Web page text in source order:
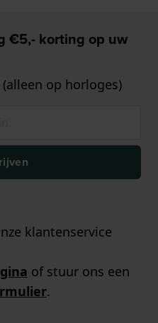
€5,- korting op uw
op horloges)
klantenservice
of stuur ons een
.